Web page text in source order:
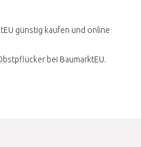
günstig kaufen und online
bei BaumarktEU.